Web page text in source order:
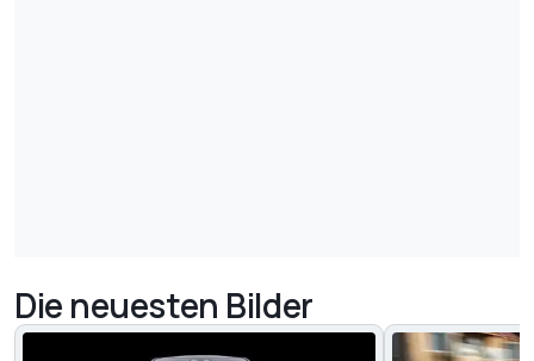
Die neuesten Bilder